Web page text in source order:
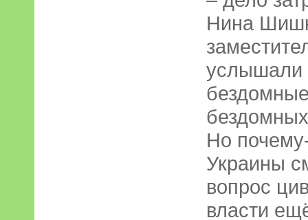
Нина
услышали
Но
Украины
вопрос
власти